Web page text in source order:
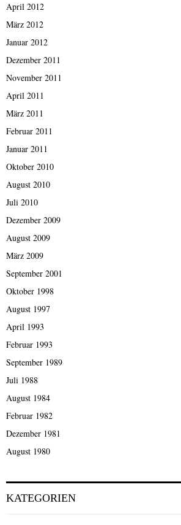
April 2012
März 2012
Januar 2012
Dezember 2011
November 2011
April 2011
März 2011
Februar 2011
Januar 2011
Oktober 2010
August 2010
Juli 2010
Dezember 2009
August 2009
März 2009
September 2001
Oktober 1998
August 1997
April 1993
Februar 1993
September 1989
Juli 1988
August 1984
Februar 1982
Dezember 1981
August 1980
KATEGORIEN